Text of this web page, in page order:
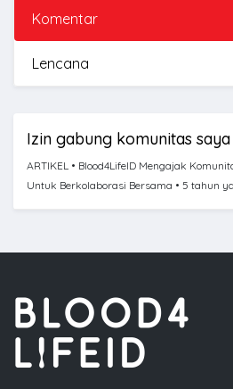
Komentar
Lencana
Izin gabung komunitas saya
ARTIKEL • Blood4LifeID Mengajak
Untuk Berkolaborasi Bersama • 5 tahun